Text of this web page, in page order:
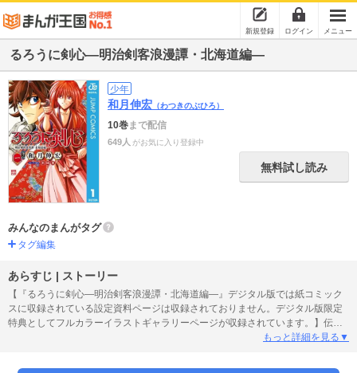
新規登録 ログイン メニュー
るろうに剣心―明治剣客浪漫譚・北海道編―
少年
和月伸宏 （わつきのぶひろ）
10巻まで配信
649人 がお気に入り登録中
無料試し読み
みんなのまんがタグ
タグ編集
あらすじ | ストーリー
【『るろうに剣心―明治剣客浪漫譚・北海道編―』デジタル版では紙コミック
スに収録されている設定資料ページは収録されておりません。デジタル版限定
特典としてフルカラーイラストギャラリーページが収録されています。】伝説
の人斬り・抜刀斎こと緋村剣心――明治十六年の東京で、時に倭杖を手に困窮
いた。ある時、一枚の写真から、薫の亡父・越路郎が北海道で生きていること
もっと詳細を見る▼